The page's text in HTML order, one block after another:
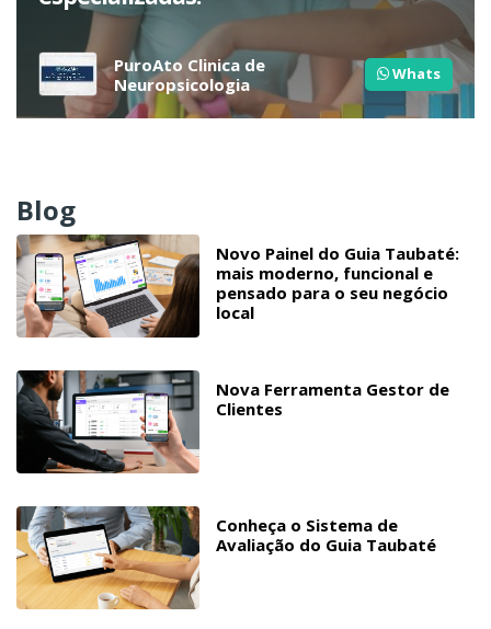
PuroAto Clinica de
Neuropsicologia
Whats
Blog
Novo Painel do Guia Taubaté:
mais moderno, funcional e
pensado para o seu negócio
local
Nova Ferramenta Gestor de
Clientes
Conheça o Sistema de
Avaliação do Guia Taubaté